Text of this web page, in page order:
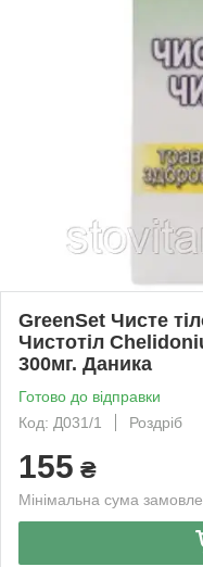
GreenSet Чисте
Чистотіл
300мг. Даника
Готово до відправки
Код: Д031/1
Роздріб
155 ₴
Мінімальна сума